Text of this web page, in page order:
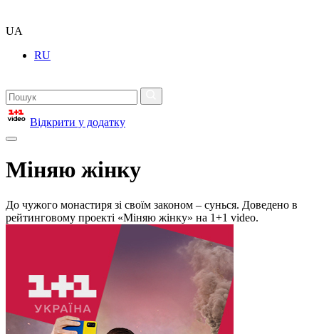
UA
RU
Відкрити у додатку
Міняю жінку
До чужого монастиря зі своїм законом – сунься. Доведено в
рейтинговому проекті «Міняю жінку» на 1+1 video.